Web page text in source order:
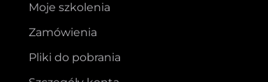
Moje szkolenia
Zamówienia
Pliki do pobrania